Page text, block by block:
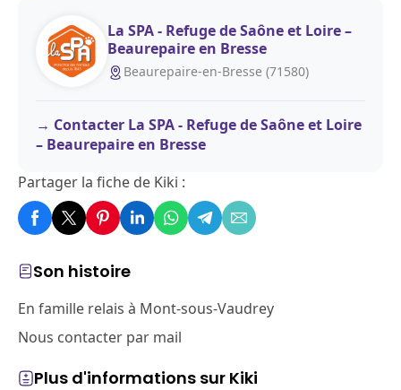
Son histoire
En famille relais à Mont-sous-Vaudrey
Nous contacter par mail
Plus d'informations sur Kiki
La SPA - Refuge de Saône et Loire –
Beaurepaire en Bresse
Beaurepaire-en-Bresse (71580)
Contacter La SPA - Refuge de Saône et Loire
– Beaurepaire en Bresse
Partager la fiche de Kiki :